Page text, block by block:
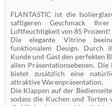
FLANTASTIC ist die
saftigeren Geschmack
Luftfeuchtigkeit von 85 Prozent!
Die elegante Vitrine
funktionalem Design. Durch
Kunde und Gast den perfekten
allen Präsentationsebenen.
bietet zusätzlich eine
attraktive Warenpräsentation.
Die Klappen auf der
sodass die Kuchen und